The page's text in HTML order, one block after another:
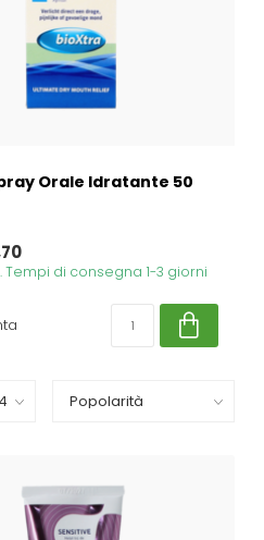
Orale Idratante 50
Tempi di consegna 1-3 giorni